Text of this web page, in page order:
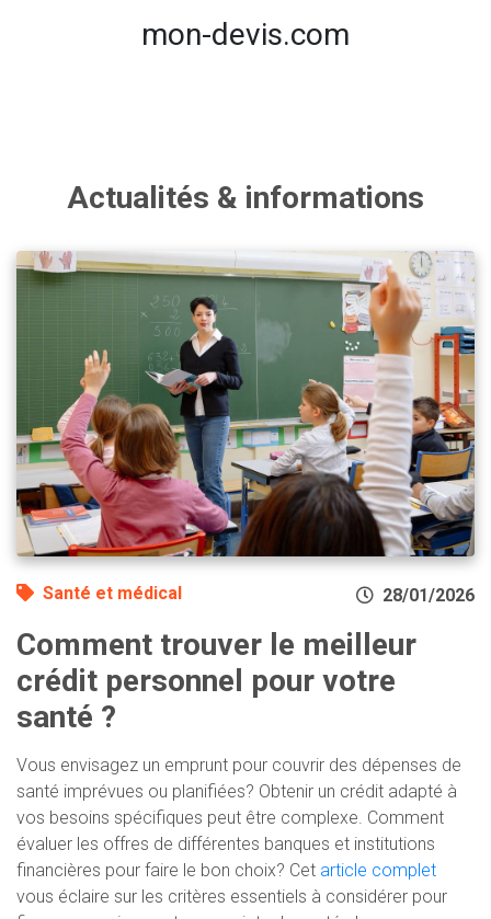
mon-devis.com
Actualités & informations
Santé et médical 28/01/2026
Comment trouver le meilleur
crédit personnel pour votre
santé ?
Vous envisagez un emprunt pour couvrir des dépenses de
santé imprévues ou planifiées? Obtenir un crédit adapté à
vos besoins spécifiques peut être complexe. Comment
évaluer les offres de différentes banques et institutions
financières pour faire le bon choix? Cet article complet
vous éclaire sur les critères essentiels à considérer pour